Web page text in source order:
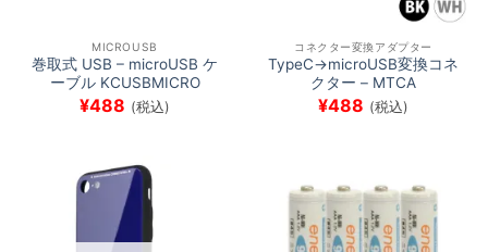
MICROUSB
巻取式 USB – microUSB ケ
ーブル KCUSBMICRO
¥488 (税込)
コネクター変換アダプター
TypeC→microUSB変換コネ
クター – MTCA
¥488 (税込)